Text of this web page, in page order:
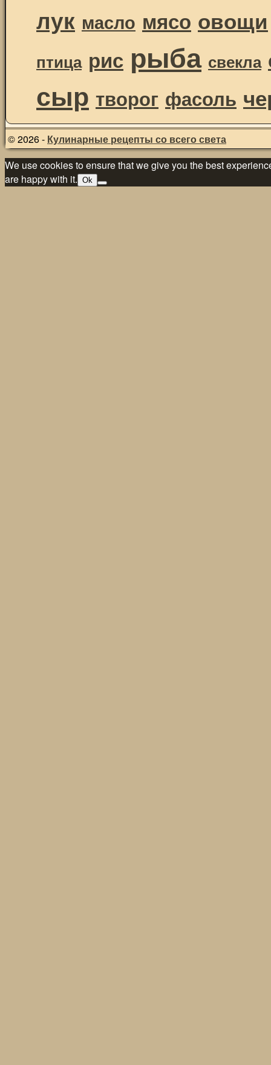
лук масло мясо овощи
птица рис рыба свекла
сыр творог фасоль
© 2026 - Кулинарные рецепты со всего света
We use cookies to ensure that we give you the best
are happy with it. Ok